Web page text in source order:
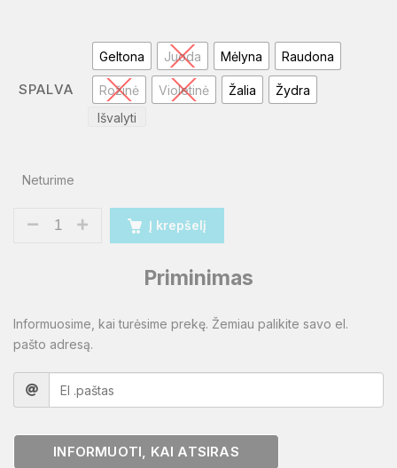
SPALVA
Geltona Juoda Mėlyna Raudona
Rožinė Violetinė Žalia
Žydra
Išvalyti
Neturime
Į krepšelį
Priminimas
Informuosime, kai turėsime prekę. Žemiau palikite savo el.
pašto adresą.
INFORMUOTI, KAI ATSIRAS